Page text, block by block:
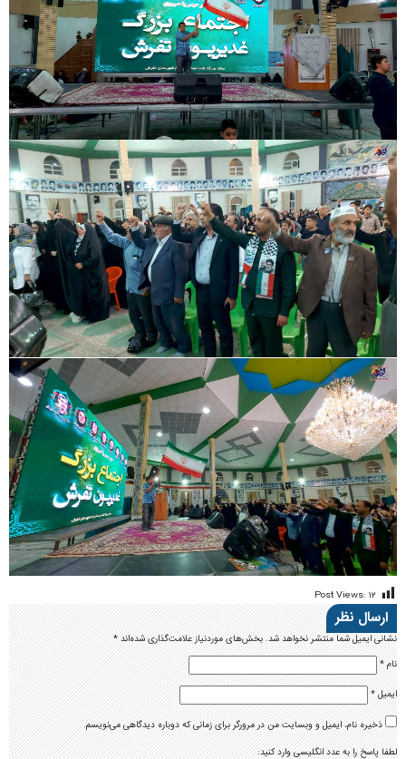
Post Views:۱۲
ارسال نظر
نشانی ایمیل شما منتشر نخواهد شد.بخش‌های موردنیاز علامت‌گذاری شده‌اند*
*
ایمیل*
ذخیره نام، ایمیل و وبسایت من در مرورگر برای زمانی که دوباره دیدگاهی می‌نویسم.
لطفا پاسخ را به عدد انگلیسی وارد کنید:
13 − 10 =
دیدگاه*
آخرین اخبار
اجرای طرح «زندگی با آیه‌ها» در کانون تفرش
حضور تیم تنیس روی میز تفرش برای اولین در لیگ دسته یک